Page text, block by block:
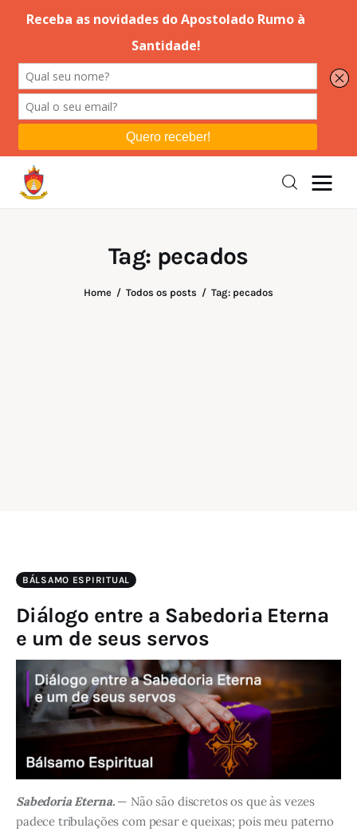
Tag: pecados
Home Todos os posts Tag: pecados
Editorial
Orações
BÁLSAMO ESPIRITUAL
Diálogo entre a Sabedoria Eterna
e um de seus servos
Sabedoria Eterna.— Não são discretos os que às vezes
padece tribulações com pesar e queixas; pois meu paterno